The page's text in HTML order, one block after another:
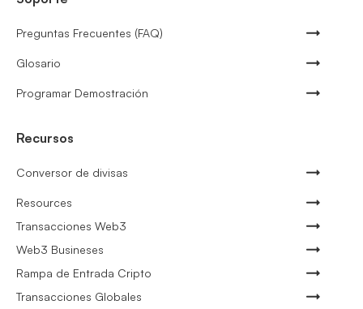
Preguntas Frecuentes (FAQ)
Glosario
Programar Demostración
Recursos
Conversor de divisas
Resources
Transacciones Web3
Web3 Busineses
Rampa de Entrada Cripto
Transacciones Globales